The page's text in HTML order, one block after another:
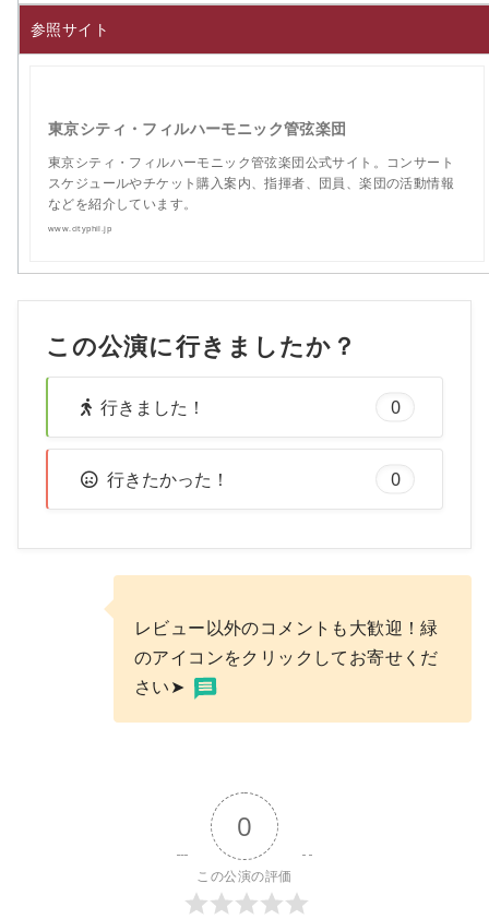
参照サイト
東京シティ・フィルハーモニック管弦楽団
東京シティ・フィルハーモニック管弦楽団公式サイト。コンサート
スケジュールやチケット購入案内、指揮者、団員、楽団の活動情報
などを紹介しています。
www.cityphil.jp
この公演に行きましたか？
行きました！ 0
行きたかった！ 0
レビュー以外のコメントも大歓迎！緑
のアイコンをクリックしてお寄せくだ
さい➤
0
この公演の評価